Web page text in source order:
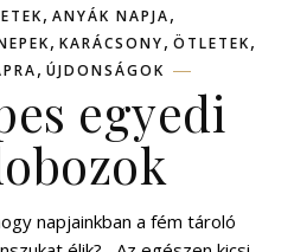
, ANYÁK NAPJA,
, KARÁCSONY, ÖTLETEK,
, ÚJDONSÁGOK
egyedi
napjainkban a fém tároló